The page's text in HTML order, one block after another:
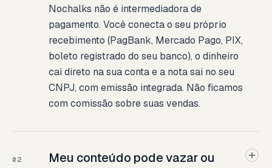
Nochalks não é intermediadora de
pagamento. Você conecta o seu próprio
recebimento (PagBank, Mercado Pago, PIX,
boleto registrado do seu banco), o dinheiro
cai direto na sua conta e a nota sai no seu
CNPJ, com emissão integrada. Não ficamos
com comissão sobre suas vendas.
02
Meu conteúdo pode vazar ou